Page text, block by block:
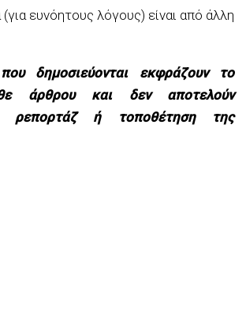
ευνόητους λόγους) είναι από άλλη
δημοσιεύονται εκφράζουν το
άρθρου και δεν αποτελούν
ρεπορτάζ ή τοποθέτηση της